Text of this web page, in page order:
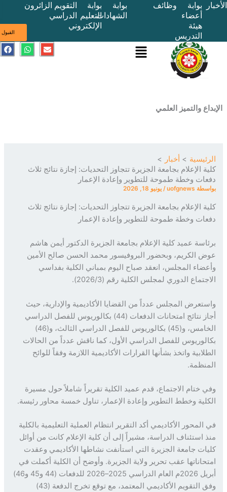
بوابة
التدريس
وظائف
الشهادات
بوابة
التعليم
الإلكتروني
التقويم
الدراسي
الزائرون
والتميز العلمي
القائمة E
W
h
F
a
أخبار
الإعلام بجامعة الجزيرة تتجاوز التحديات: إجازة نتائج ثلاث
وخطة طموحة للتطوير وإعادة الإعمار
uofgnews
/يونيو 18, 2026
الإعلام بجامعة الجزيرة تتجاوز التحديات: إجازة نتائج ثلاث
وخطة طموحة للتطوير وإعادة الإعمار
عميد كلية الإعلام بجامعة الجزيرة الدكتور أيمن هاشم
الكريم، وبحضور البروفيسور محمد الحسن صالح الأمين
المجلس، انعقد صباح اليوم بمباني الكلية بفداسي
الدوري لمجلس الكلية رقم (2026/3).
المجلس عدداً من القضايا الأكاديمية والإدارية، حيث
أجاز نتائج امتحانات الدفعات (44) بكالوريوس للفصل الدراسي
الخامس، و(45) بكالوريوس للفصل الدراسي الثالث، و(46)
للفصل الدراسي الأول، كما ناقش عدداً من الحالات
واتخذ بشأنها القرارات الأكاديمية اللازمة وفقاً للوائح
ختام الاجتماع، قدم عميد الكلية تقريراً شاملاً حول مسيرة
وخطط التطوير وإعادة الإعمار، تناول خمسة محاور رئيسة.
الأكاديمي أكد التقرير انتظام العملية التعليمية بالكلية
استئناف الدراسة، مشيراً إلى أن كلية الإعلام كانت من أوائل
جامعة الجزيرة التي استأنفت نشاطها الأكاديمي وعقدت
عقب تحرير ولاية الجزيرة. وأوضح أن الكلية أكملت في
أبريل 2026م العام الدراسي 2025–2026 للدفعات (44 و45 و46)
وفق التقويم الأكاديمي المعتمد، مع توقع تخرج الدفعة (43)